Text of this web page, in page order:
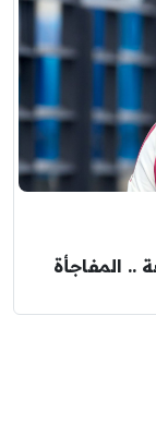
.. المفاجأة